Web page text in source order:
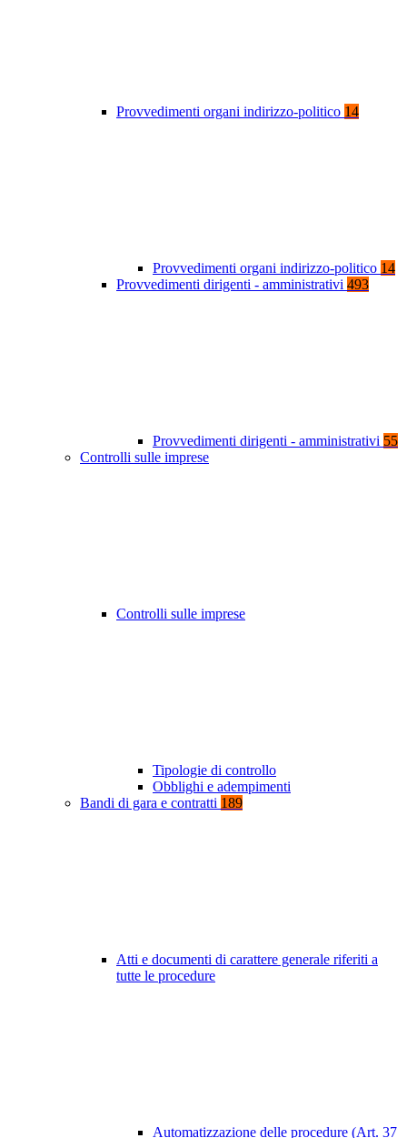
Provvedimenti organi indirizzo-politico 14
Provvedimenti organi indirizzo-politico 14
Provvedimenti dirigenti - amministrativi 493
Provvedimenti dirigenti - amministrativi 55
Controlli sulle imprese
Controlli sulle imprese
Tipologie di controllo
Obblighi e adempimenti
Bandi di gara e contratti 189
Atti e documenti di carattere generale riferiti a
tutte le procedure
Automatizzazione delle procedure (Art. 37